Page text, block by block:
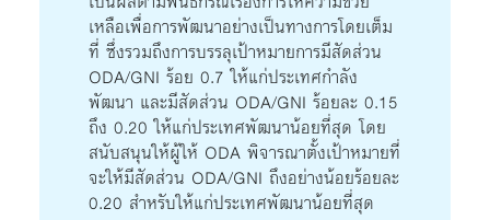
เหลือเพื่อการพัฒนาอย่างเป็นทางการโดยเต็ม
ที่ ซึ่งรวมถึงการบรรลุเป้าหมายการมีสัดส่วน
ODA/GNI ร้อย 0.7 ให้แก่ประเทศกำลัง
พัฒนา และมีสัดส่วน ODA/GNI ร้อยละ 0.15
ถึง 0.20 ให้แก่ประเทศพัฒนาน้อยที่สุด โดย
สนับสนุนให้ผู้ให้ ODA พิจารณาตั้งเป้าหมายที่
จะให้มีสัดส่วน ODA/GNI ถึงอย่างน้อยร้อยละ
0.20 สำหรับให้แก่ประเทศพัฒนาน้อยที่สุด